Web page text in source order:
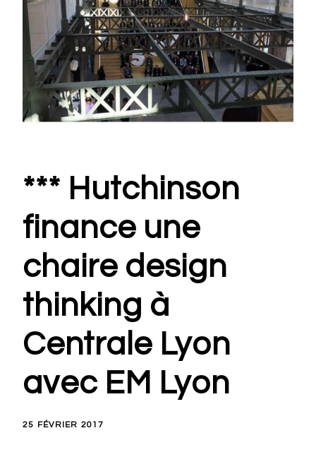
*** Hutchinson
finance une
chaire design
thinking à
Centrale Lyon
avec EM Lyon
25 FÉVRIER 2017